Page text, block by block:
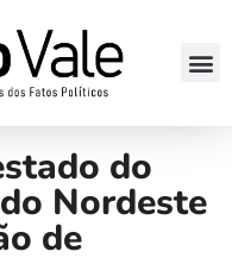
do
Nordeste
de